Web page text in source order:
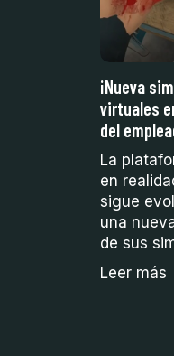
¡Nueva
virtuales
del
La
en
sigue
una
de sus
Leer más